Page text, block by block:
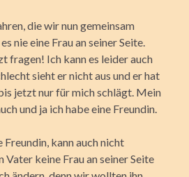
die wir nun gemeinsam
nie eine Frau an seiner Seite.
fragen! Ich kann es leider auch
sieht er nicht aus und er hat
jetzt nur für mich schlägt. Mein
und ja ich habe eine Freundin.
Freundin, kann auch nicht
Vater keine Frau an seiner Seite